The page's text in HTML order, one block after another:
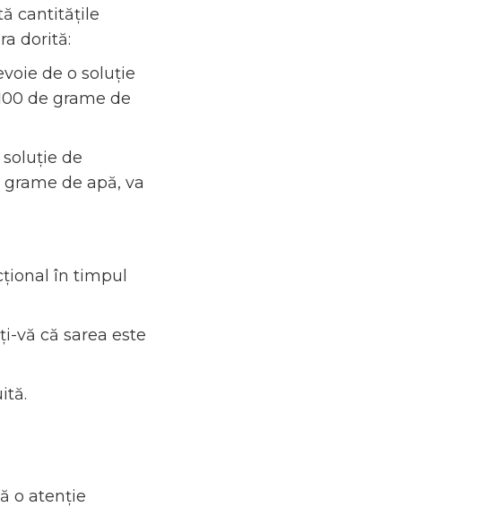
cantitățile
dorită:
de o soluție
de grame de
de
de apă, va
în timpul
vă că sarea este
o atenție